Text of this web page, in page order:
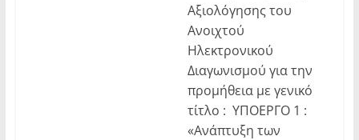
Αξιολόγησης του
Ανοιχτού
Ηλεκτρονικού
Διαγωνισμού για την
προμήθεια με γενικό
τίτλο : ΥΠΟΕΡΓΟ 1 :
«Ανάπτυξη των